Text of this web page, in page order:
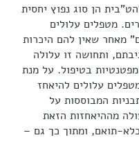
הן סוג נפוץ יחסית
מטפלים עלולים
מאחר שאין להם היכרות
ותחושה זו עלולה
בטיפול. על מנת
עלולים להיאחז
המבוססות על
מההיאחזות הזאת
תואם, ומתוך כך גם –